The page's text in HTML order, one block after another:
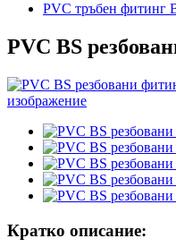
PVC тръбен фитинг
PVC BS
Кратко описание: